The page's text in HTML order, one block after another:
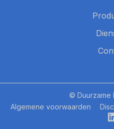
© Duurzame
Algemene voorwaarden